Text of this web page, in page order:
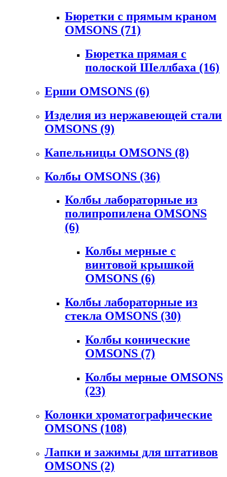
Бюретки с прямым краном
OMSONS (71)
Бюретка прямая с
полоской Шеллбаха (16)
Ерши OMSONS (6)
Изделия из нержавеющей стали
OMSONS (9)
Капельницы OMSONS (8)
Колбы OMSONS (36)
Колбы лабораторные из
полипропилена OMSONS
(6)
Колбы мерные с
винтовой крышкой
OMSONS (6)
Колбы лабораторные из
стекла OMSONS (30)
Колбы конические
OMSONS (7)
Колбы мерные OMSONS
(23)
Колонки хроматографические
OMSONS (108)
Лапки и зажимы для штативов
OMSONS (2)